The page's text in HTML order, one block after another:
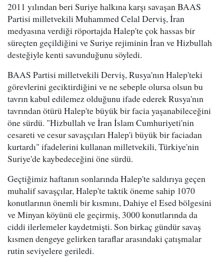
2011 yılından beri Suriye halkına karşı savaşan BAAS
Partisi milletvekili Muhammed Celal Derviş, İran
medyasına verdiği röportajda Halep'te çok hassas bir
süreçten geçildiğini ve Suriye rejiminin İran ve Hizbullah
desteğiyle kenti savunduğunu söyledi.
BAAS Partisi milletvekili Derviş, Rusya'nın Halep'teki
görevlerini geciktirdiğini ve ne sebeple olursa olsun bu
tavrın kabul edilemez olduğunu ifade ederek Rusya'nın
tavrından ötürü Halep'te büyük bir facia yaşanabileceğini
öne sürdü. "Hizbullah ve İran İslam Cumhuriyeti'nin
cesareti ve cesur savaşçıları Halep'i büyük bir faciadan
kurtardı" ifadelerini kullanan milletvekili, Türkiye'nin
Suriye'de kaybedeceğini öne sürdü.
Geçtiğimiz haftanın sonlarında Halep'te saldırıya geçen
muhalif savaşçılar, Halep'te taktik öneme sahip 1070
konutlarının önemli bir kısmını, Dahiye el Esed bölgesini
ve Minyan köyünü ele geçirmiş, 3000 konutlarında da
ciddi ilerlemeler kaydetmişti. Son birkaç gündür savaş
kısmen dengeye gelirken taraflar arasındaki çatışmalar
rutin seviyelere geriledi.